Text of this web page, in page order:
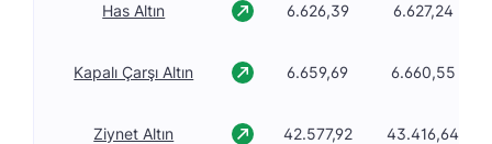
Has Altın 6.626,39 6.627,24
Kapalı Çarşı Altın 6.659,69 6.660,55
Ziynet Altın 42.577,92 43.416,64